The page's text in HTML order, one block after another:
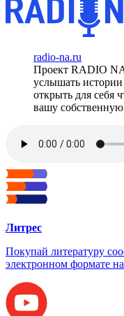
radio-na.ru
Проект RADIO
услышать
открыть для себя
вашу
Литрес
Покупай литературу
электронном формате